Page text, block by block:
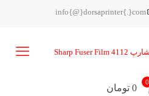
info{@}dorsaprinter{.}com
0
0 تومان